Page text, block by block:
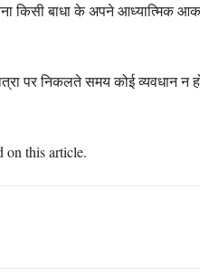
किसी बाधा के अपने आध्यात्मिक
पर निकलते समय कोई व्यवधान न
on this article.